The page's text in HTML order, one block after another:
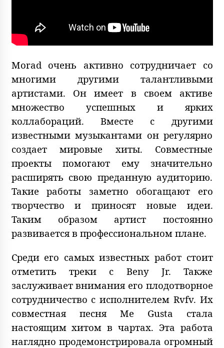
Morad очень активно сотрудничает со
многими другими талантливыми
артистами. Он имеет в своем активе
множество успешных и ярких
коллабораций. Вместе с другими
известными музыкантами он регулярно
создает мировые хиты. Совместные
проекты помогают ему значительно
расширять свою преданную аудиторию.
Такие работы заметно обогащают его
творчество и приносят новые идеи.
Таким образом артист постоянно
развивается в профессиональном плане.
Среди его самых известных работ стоит
отметить треки с Beny Jr. Также
заслуживает внимания его плодотворное
сотрудничество с исполнителем Rvfv. Их
совместная песня Me Gusta стала
настоящим хитом в чартах. Эта работа
наглядно продемонстрировала огромный